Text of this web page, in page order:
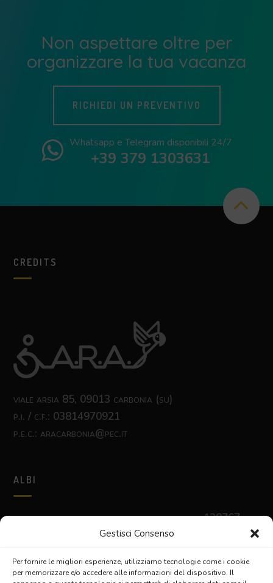
Gestisci Consenso
Per fornire le migliori esperienze, utilizziamo tecnologie come i cookie
per memorizzare e/o accedere alle informazioni del dispositivo. Il
Non aspettare oltre per
organizzare la tua vacanza
RICHIEDI UN PREVENTIVO
Whatsapp e Telegram disponibili 24/7
+39 379 1303631
CREDITS
viale arsia 85, 09013 carbonia (su)
p.i. / c.f.: 03814970921
p.e.c.: aracarbonia@pec.it
ALBI
albo nazionale delle cooperative socialin. c128767
albo delle cooperative sociali regione sardegna